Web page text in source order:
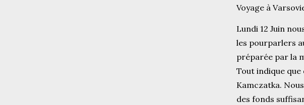
Voyage à
Lundi 12 Juin
les pourparlers
préparée par la
Tout indique que
Kamczatka.
des fonds